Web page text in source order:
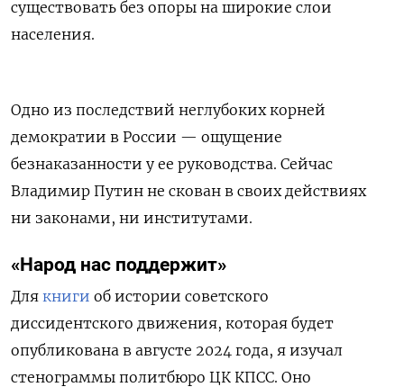
существовать без опоры на широкие слои
населения.
Одно из последствий неглубоких корней
демократии в России — ощущение
безнаказанности у ее руководства. Сейчас
Владимир Путин не скован в своих действиях
ни законами, ни институтами.
«Народ нас поддержит»
Для книги об истории советского
диссидентского движения, которая будет
опубликована в августе 2024 года, я изучал
стенограммы политбюро ЦК КПСС. Оно